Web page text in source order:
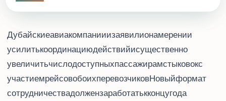
Дубайские авиакомпании Emirates и flydubai заявили о намерении
усилить координацию действий и существенно
увеличить число доступных пассажирам стыковок с
участием рейсов обоих перевозчиков. Новый формат
сотрудничества должен заработать к концу года,